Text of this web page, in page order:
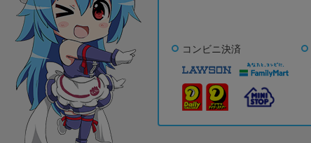
コンビニ決済